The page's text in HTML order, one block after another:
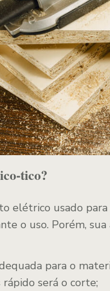
tico?
elétrico usado
o uso. Porém,
para o
será o corte;